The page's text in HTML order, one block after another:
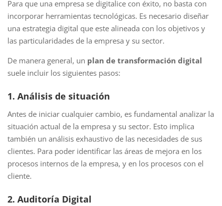
Para que una empresa se digitalice con éxito, no basta con
incorporar herramientas tecnológicas. Es necesario diseñar
una estrategia digital que este alineada con los objetivos y
las particularidades de la empresa y su sector.
De manera general, un plan de transformación digital
suele incluir los siguientes pasos:
1. Análisis de situación
Antes de iniciar cualquier cambio, es fundamental analizar la
situación actual de la empresa y su sector. Esto implica
también un análisis exhaustivo de las necesidades de sus
clientes. Para poder identificar las áreas de mejora en los
procesos internos de la empresa, y en los procesos con el
cliente.
2. Auditoría Digital